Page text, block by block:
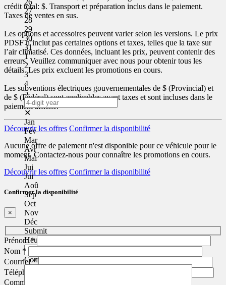
26
27
28
29
30
31
1
2
3
4
5
✕
Jan
Fév
Mar
Avr
Mai
Jui
Jui
Aoû
Sep
Oct
Nov
Déc
Submit
Heure
Commentaire(s) et/ou question(s)
crédit total: $. Transport et préparation inclus dans le paiement.
Taxes de ventes en sus.
Les options et accessoires peuvent varier selon les versions. Le prix
PDSF n’inclut pas certaines options et taxes, telles que la taxe sur
l’air climatisé. Ces données, incluant les prix, peuvent contenir des
erreurs. Veuillez communiquer avec nous pour obtenir tous les
détails. Les prix excluent les promotions en cours.
Les subventions électriques gouvernementales de $ (Provincial) et
de $ (Fédéral) sont applicables avant taxes et sont incluses dans le
paiement affiché.
Découvrir les offres Confirmer la disponibilité
Aucune offre de paiement n'est disponible pour ce véhicule pour le
moment. Contactez-nous pour connaître les promotions en cours.
Découvrir les offres Confirmer la disponibilité
Confirmer la disponibilité
×
Prénom*
Nom *
Courriel*
Téléphone
Commentaire(s) et/ou question(s)